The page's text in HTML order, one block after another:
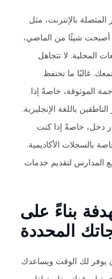
بالإنترنت، مثل
أصبحت شيئًا من الماضي،
المحلية. لا تتجاهل
غالبًا ما تحتفظ
الموثوقة، خاصةً إذا
باللغة الإنجليزية.
دخل، خاصةً إذا كنت
بالسجلات الأكاديمية.
المدارس لتقديم خدمات
بناءً على
المحددة
يوفر لك الوقت ويساعدك